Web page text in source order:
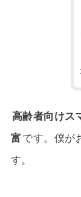
高齢者向けス
富 です。僕が
す。